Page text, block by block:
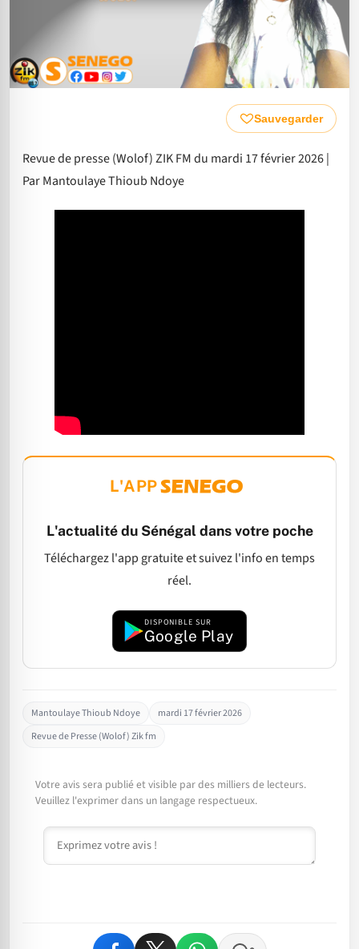
Sauvegarder
Revue de presse (Wolof) ZIK FM du mardi 17 février 2026 |
Par Mantoulaye Thioub Ndoye
L'APP
L'actualité du Sénégal dans votre poche
Téléchargez l'app gratuite et suivez l'info en temps
réel.
DISPONIBLE SUR
Google Play
Mantoulaye Thioub Ndoye
mardi 17 février 2026
Revue de Presse (Wolof) Zik fm
Votre avis sera publié et visible par des milliers de lecteurs.
Veuillez l'exprimer dans un langage respectueux.
Commentaire